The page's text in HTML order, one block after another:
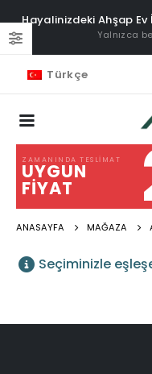
Hayalinizdeki Ahşap Ev
Yalnızca
Türkçe
ZAMANINDA TESLIMAT
UYGUN
FIYAT
ANASAYFA MAĞAZA
Seçiminizle